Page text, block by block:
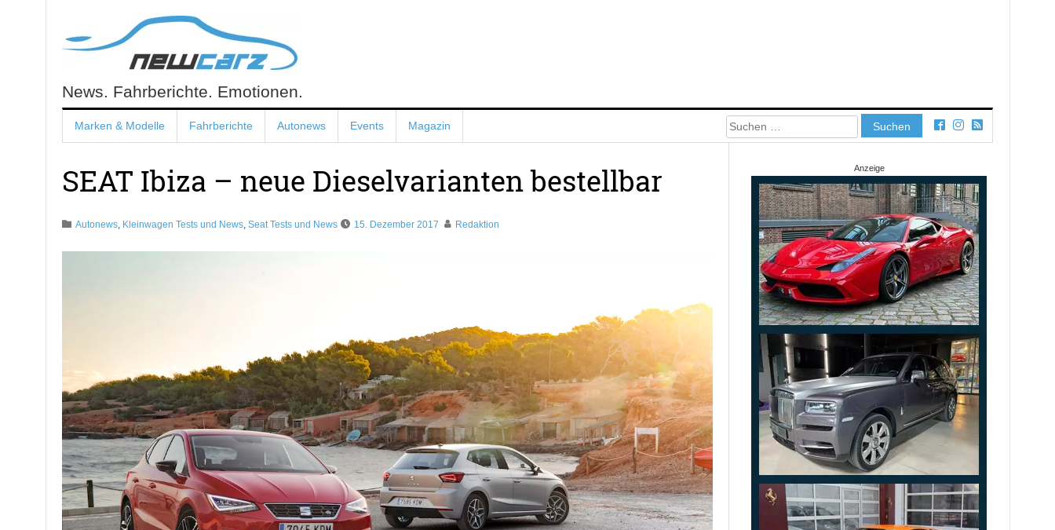
content
NewCarz.de
News. Fahrberichte. Emotionen.
Marken & Modelle Fahrberichte Autonews Events Magazin
Suchen
nach:
SEAT Ibiza – neue Dieselvarianten bestellbar
Autonews, Kleinwagen Tests und News, Seat Tests und News 15. Dezember 2017 Redaktion
Anzeige